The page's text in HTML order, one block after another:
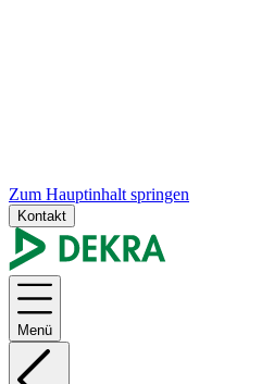
Zum Hauptinhalt springen
Kontakt
Menü